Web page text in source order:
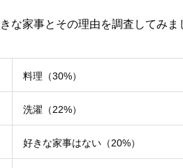
な家事とその理由を調査してみま
料理（30%）
洗濯（22%）
好きな家事はない（20%）